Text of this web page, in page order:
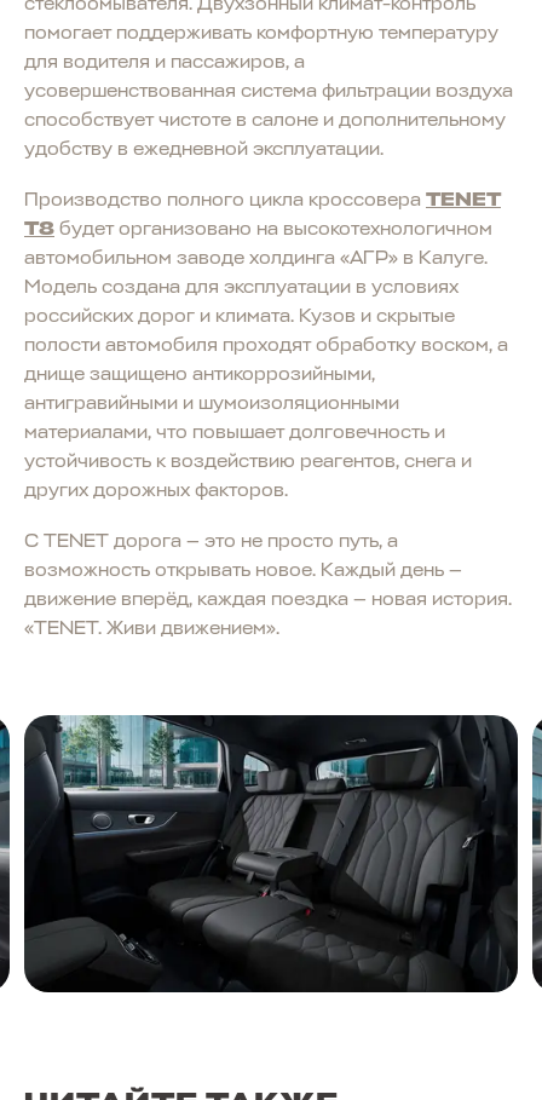
помогает поддерживать комфортную температуру
для водителя и пассажиров, а
усовершенствованная система фильтрации воздуха
способствует чистоте в салоне и дополнительному
удобству в ежедневной эксплуатации.
Производство полного цикла кроссовера TENET
T8 будет организовано на высокотехнологичном
автомобильном заводе холдинга «АГР» в Калуге.
Модель создана для эксплуатации в условиях
российских дорог и климата. Кузов и скрытые
полости автомобиля проходят обработку воском, а
днище защищено антикоррозийными,
антигравийными и шумоизоляционными
материалами, что повышает долговечность и
устойчивость к воздействию реагентов, снега и
других дорожных факторов.
С TENET дорога — это не просто путь, а
возможность открывать новое. Каждый день —
движение вперёд, каждая поездка — новая история.
«TENET. Живи движением».